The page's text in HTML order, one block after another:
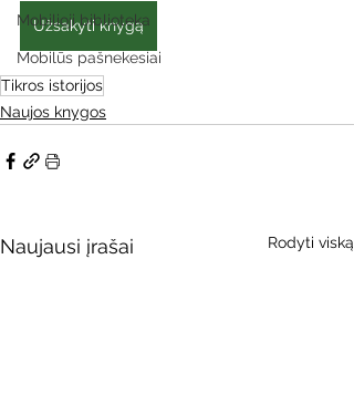
Mobilioji biblioteka
Mobilūs pašnekesiai
Užsakyti knygą
Tikros istorijos
Naujos knygos
Naujausi įrašai Rodyti viską